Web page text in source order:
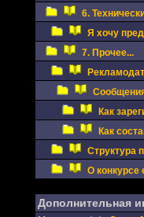
6.
Я хочу
7. Прочее...
Как
Как
Структура
О конкурсе
Дополнительная